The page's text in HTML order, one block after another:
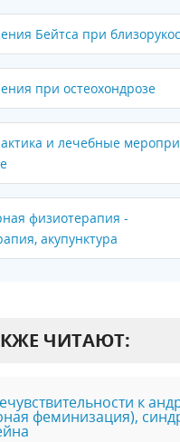
Бейтса при
при остеохондрозе
и лечебные
физиотерапия -
акупунктура
ЧИТАЮТ:
к
феминизация),